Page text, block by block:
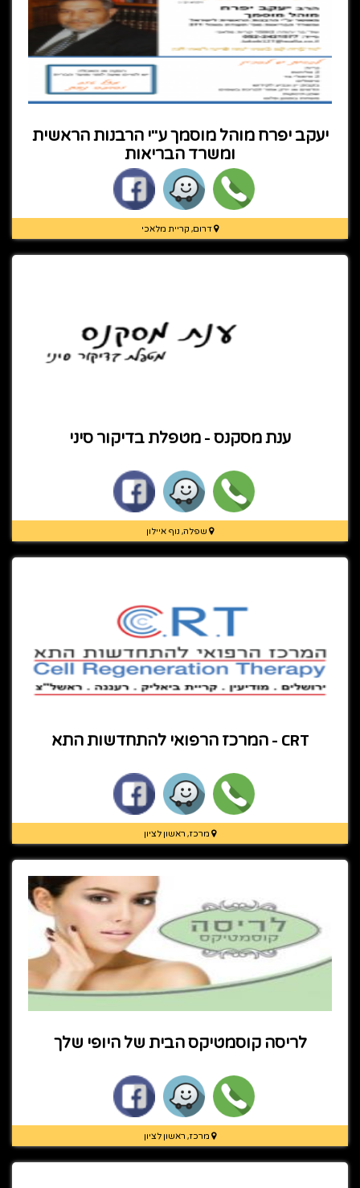
יעקב יפרח מוהל מוסמך ע"י הרבנות הראשית
ומשרד הבריאות
דרום, קריית מלאכי
ענת מסקנס - מטפלת בדיקור סיני
שפלה, נוף איילון
CRT - המרכז הרפואי להתחדשות התא
מרכז, ראשון לציון
לריסה קוסמטיקס הבית של היופי שלך
מרכז, ראשון לציון